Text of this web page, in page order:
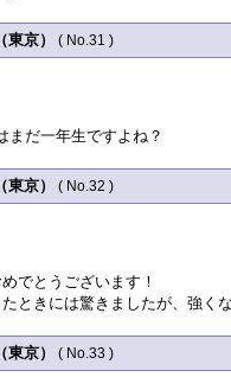
京） ( No.31 )
まだ一年生ですよね？
京） ( No.32 )
でとうございます！
ときには驚きましたが、強く
京） ( No.33 )